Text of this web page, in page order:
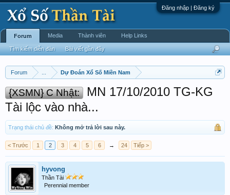
Đăng nhập | Đăng ký
Forum Dự Đoán Xổ Số Miền Nam
{XSMN} C Nhật:
MN 17/10/2010 TG-KG
Tài lộc vào nhà...
Trạng thái chủ đề: Không mở trả lời sau này.
< Trước 1 2 3 4 5 6 → 24 Tiếp >
hyvong
Thần Tài
Perennial member
Forum
Tìm kiếm diễn đàn Bài viết gần đây
Media Thành viên Help Links